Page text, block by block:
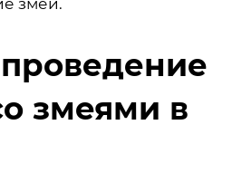
змеями в